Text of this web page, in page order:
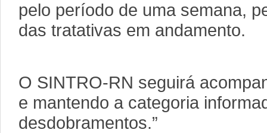
pelo período de uma semana,
das tratativas em andamento.
O SINTRO-RN seguirá
e mantendo a categoria
desdobramentos.”